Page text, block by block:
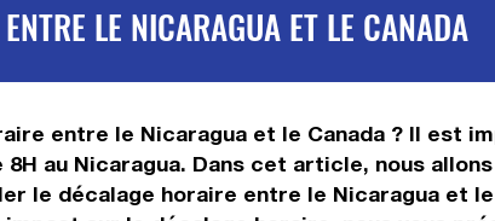
LE NICARAGUA ET LE CANADA
entre le Nicaragua et le Canada ? Il est
au Nicaragua. Dans cet article, nous
le décalage horaire entre le Nicaragua et le